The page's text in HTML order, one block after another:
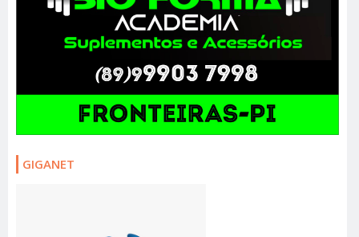
GIGANET